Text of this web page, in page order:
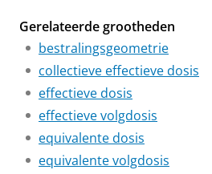
Gerelateerde grootheden
bestralingsgeometrie
collectieve effectieve dosis
effectieve dosis
effectieve volgdosis
equivalente dosis
equivalente volgdosis